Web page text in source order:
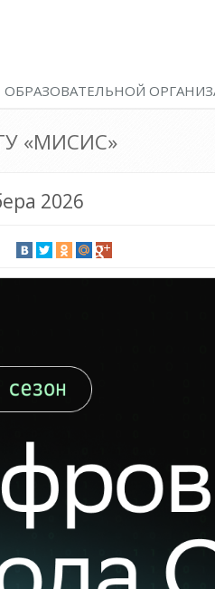
ОБРАЗОВАТЕЛЬНОЙ
«МИСИС»
2026